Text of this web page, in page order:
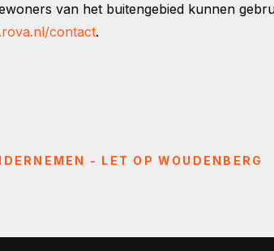
van het buitengebied kunnen
contact.
- LET OP WOUDENBERG